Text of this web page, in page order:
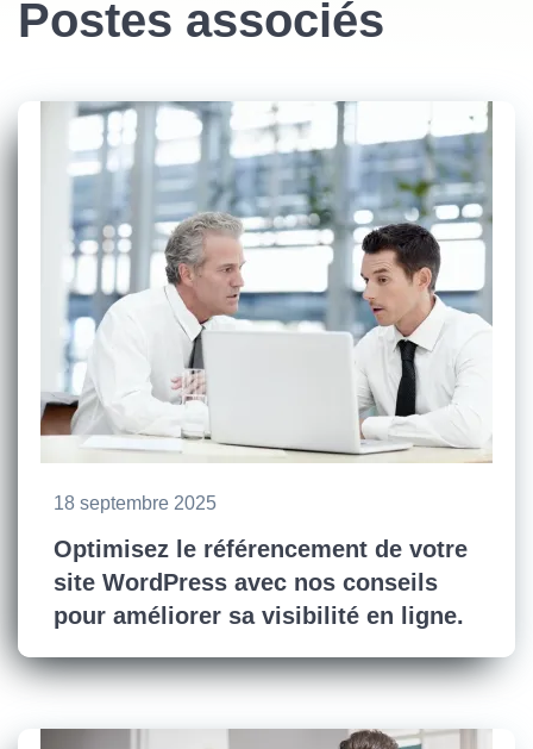
Postes associés
18 septembre 2025
Optimisez le référencement de votre
site WordPress avec nos conseils
pour améliorer sa visibilité en ligne.